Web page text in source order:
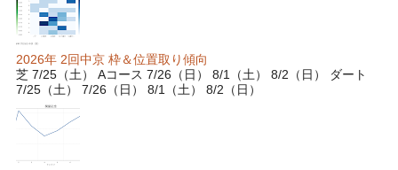
2026年 2回中京 枠＆位置取り傾向
芝 7/25（土） Aコース 7/26（日） 8/1（土） 8/2（日） ダート
7/25（土） 7/26（日） 8/1（土） 8/2（日）